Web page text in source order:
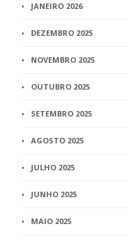
JANEIRO 2026
DEZEMBRO 2025
NOVEMBRO 2025
OUTUBRO 2025
SETEMBRO 2025
AGOSTO 2025
JULHO 2025
JUNHO 2025
MAIO 2025